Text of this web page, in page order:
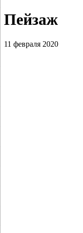
Пейзаж
11 февраля 2020